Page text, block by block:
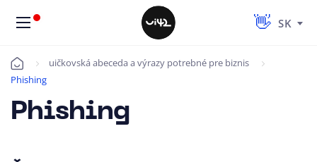
SK
Úvod
uičkovská abeceda a výrazy potrebné pre biznis
Phishing
Phishing